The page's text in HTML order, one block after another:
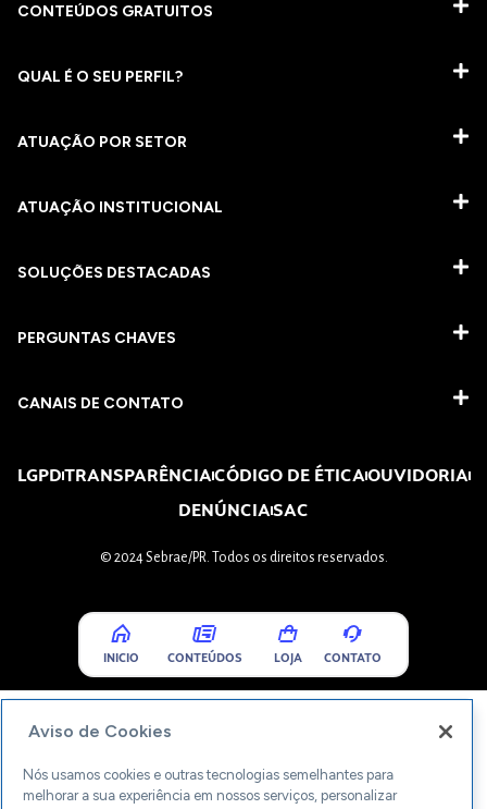
CONTEÚDOS GRATUITOS
QUAL É O SEU PERFIL?
ATUAÇÃO POR SETOR
ATUAÇÃO INSTITUCIONAL
SOLUÇÕES DESTACADAS
PERGUNTAS CHAVES​
CANAIS DE CONTATO
LGPDTRANSPARÊNCIACÓDIGO DE ÉTICAOUVIDORIA
DENÚNCIASAC
© 2024 Sebrae/PR. Todos os direitos reservados.
INICIO CONTEÚDOS LOJA CONTATO
Aviso de Cookies
Nós usamos cookies e outras tecnologias semelhantes para
melhorar a sua experiência em nossos serviços, personalizar